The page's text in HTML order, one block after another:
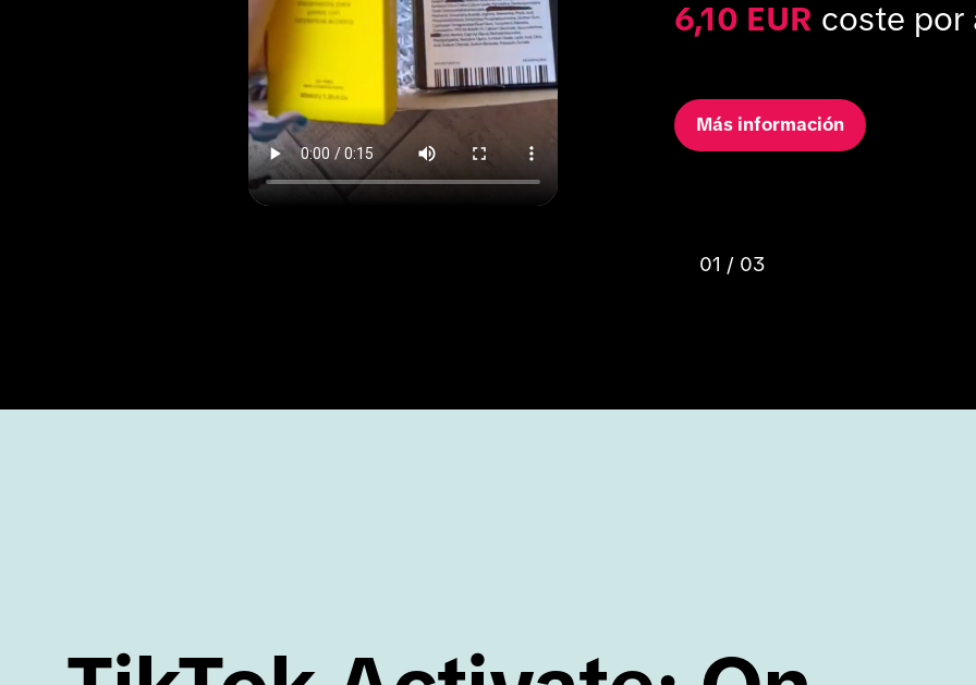
Sigue
6,10 EUR coste por
Más información
01 / 03